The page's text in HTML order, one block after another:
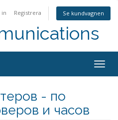
in Registrera Se kundvagnen
- по
и часов